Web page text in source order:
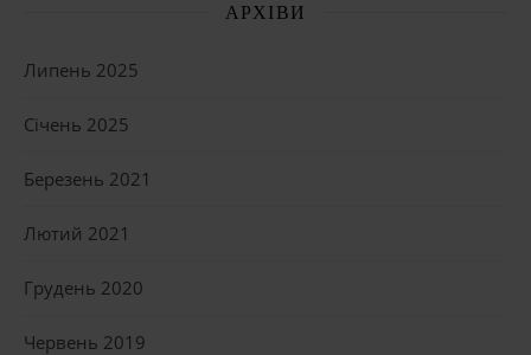
АРХІВИ
Липень 2025
Січень 2025
Березень 2021
Лютий 2021
Грудень 2020
Червень 2019